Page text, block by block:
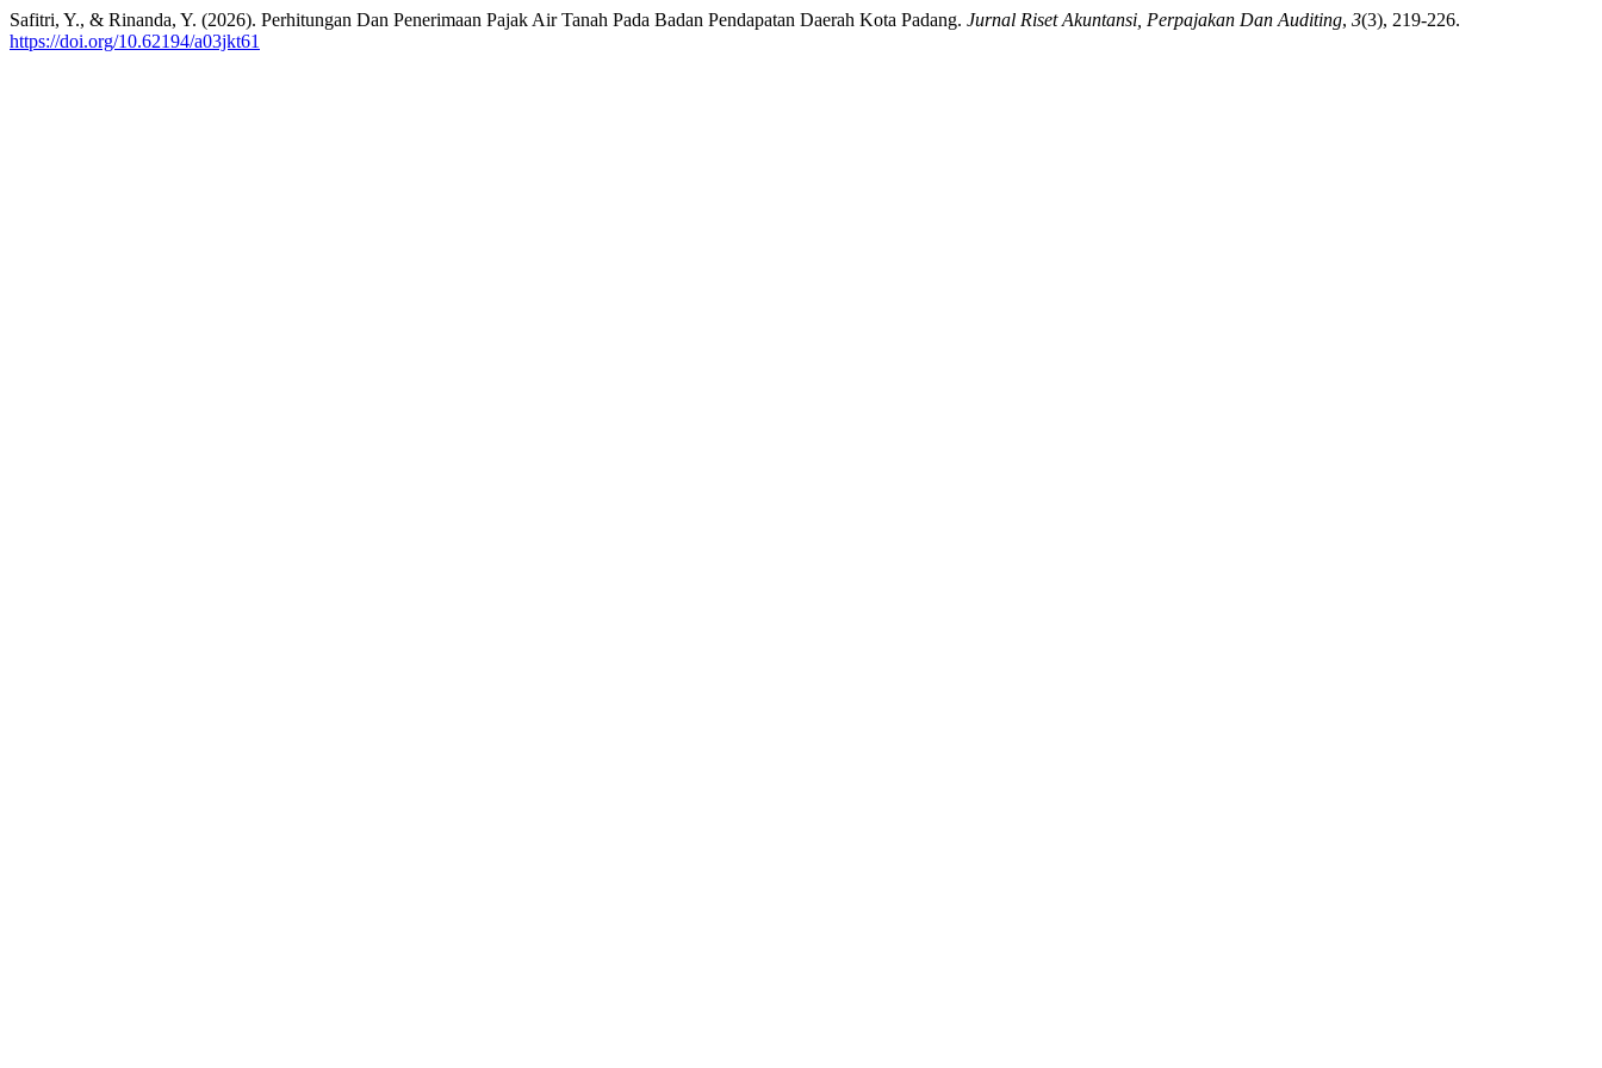
Safitri, Y., & Rinanda, Y. (2026). Perhitungan Dan Penerimaan Pajak Air Tanah Pada Badan Pendapatan Daerah Kota Padang. Jurnal Riset Akuntansi, Perpajakan Dan Auditing, 3(3), 219-226.
https://doi.org/10.62194/a03jkt61